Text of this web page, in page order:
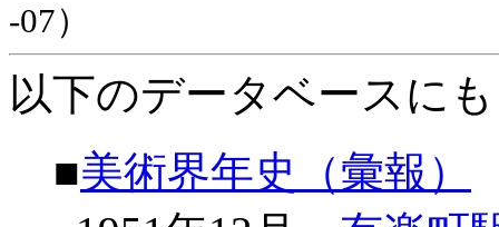
-07）
以下のデータベースに
■美術界年史（彙報）